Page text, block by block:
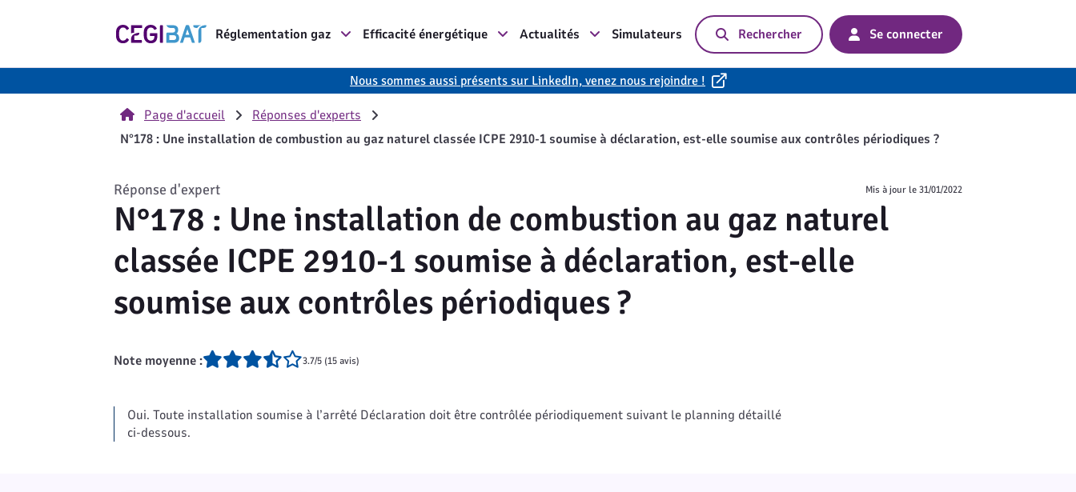
Cegibat, accueil Réglementation gaz Efficacité énergétique Actualités Simulateurs Rechercher Se connecter
Nous sommes aussi présents sur LinkedIn, venez nous rejoindre !
Page d'accueil
Réponses d'experts
N°178 : Une installation de combustion au gaz naturel classée ICPE 2910-1 soumise à déclaration, est-elle soumise aux contrôles périodiques ?
N°178 : Une installation de combustion au gaz naturel
classée ICPE 2910-1 soumise à déclaration, est-elle
soumise aux contrôles périodiques ?
Réponse d'expert Mis à jour le31/01/2022
Note moyenne : 3.7/5 (15 avis)
Oui. Toute installation soumise à l’arrêté Déclaration doit être contrôlée périodiquement suivant le planning détaillé
ci-dessous.